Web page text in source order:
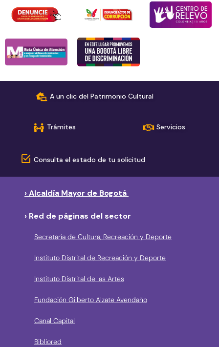
A un clic del Patrimonio Cultural
Trámites Servicios
Consulta el estado de tu solicitud
› Alcaldía Mayor de Bogotá
› Red de páginas del sector
Secretaría de Cultura, Recreación y Deporte
Instituto Distrital de Recreación y Deporte
Instituto Distrital de las Artes
Fundación Gilberto Alzate Avendaño
Canal Capital
Bibliored